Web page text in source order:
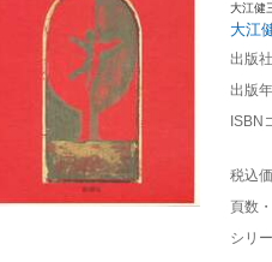
大江
大江
出版
出版
ISBN
税込
頁数
シリ